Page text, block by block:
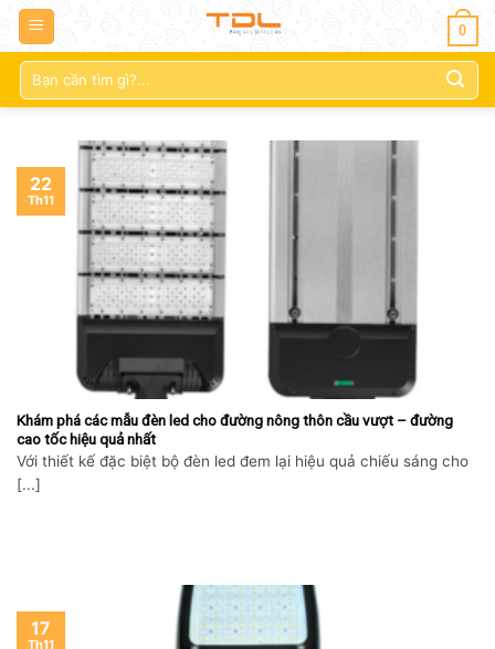
0
Tìm
kiếm:
Khám phá các mẫu đèn led cho đường nông thôn cầu vượt – đường
cao tốc hiệu quả nhất
Với thiết kế đặc biệt bộ đèn led đem lại hiệu quả chiếu sáng cho
[...]
22
Th11
17
Th11